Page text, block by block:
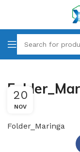
20
NOV
Folder_Maringa